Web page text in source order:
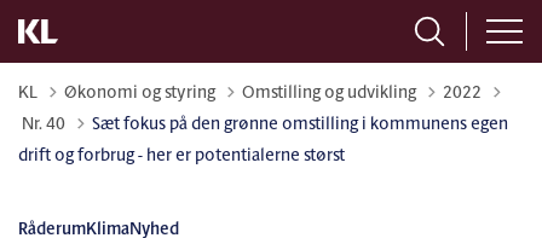
KL Økonomi og styring Omstilling og udvikling
2022
Tilbage til
Nr. 40
Sæt fokus på den grønne omstilling i kommunens egen
drift og forbrug - her er potentialerne størst
RåderumKlimaNyhed